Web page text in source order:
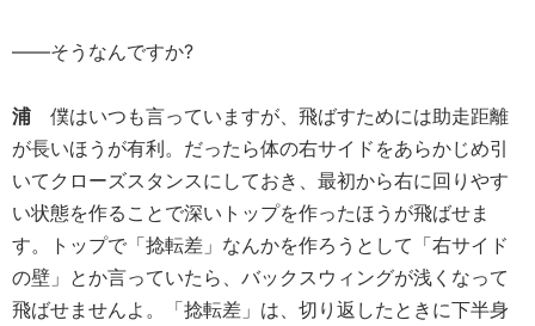
――そうなんですか?
浦 僕はいつも言っていますが、飛ばすためには助走距離
が長いほうが有利。だったら体の右サイドをあらかじめ引
いてクローズスタンスにしておき、最初から右に回りやす
い状態を作ることで深いトップを作ったほうが飛ばせま
す。トップで「捻転差」なんかを作ろうとして「右サイド
の壁」とか言っていたら、バックスウィングが浅くなって
飛ばせませんよ。「捻転差」は、切り返したときに下半身